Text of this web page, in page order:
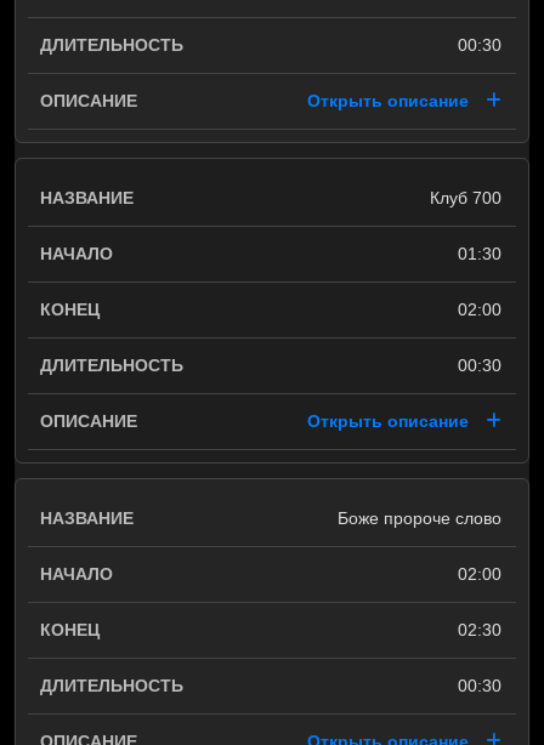
00:30
Открыть описание
Клуб 700
01:30
02:00
00:30
Открыть описание
Боже пророче слово
02:00
02:30
00:30